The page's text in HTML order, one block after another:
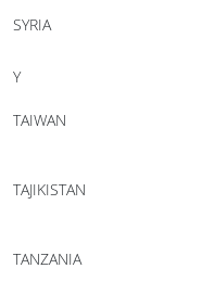
SYRIA
Y
TAIWAN
TAJIKISTAN
TANZANIA